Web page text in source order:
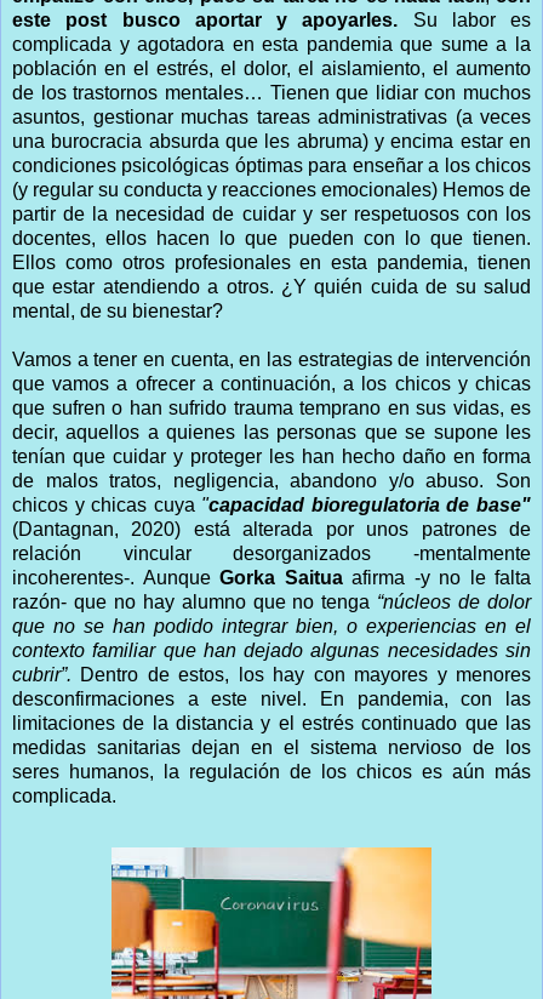
este post busco aportar y apoyarles. Su labor es
complicada y agotadora en esta pandemia que sume a la
población en el estrés, el dolor, el aislamiento, el aumento
de los trastornos mentales… Tienen que lidiar con muchos
asuntos, gestionar muchas tareas administrativas (a veces
una burocracia absurda que les abruma) y encima estar en
condiciones psicológicas óptimas para enseñar a los chicos
(y regular su conducta y reacciones emocionales) Hemos de
partir de la necesidad de cuidar y ser respetuosos con los
docentes, ellos hacen lo que pueden con lo que tienen.
Ellos como otros profesionales en esta pandemia, tienen
que estar atendiendo a otros. ¿Y quién cuida de su salud
mental, de su bienestar?
Vamos a tener en cuenta, en las estrategias de intervención
que vamos a ofrecer a continuación, a los chicos y chicas
que sufren o han sufrido trauma temprano en sus vidas, es
decir, aquellos a quienes las personas que se supone les
tenían que cuidar y proteger les han hecho daño en forma
de malos tratos, negligencia, abandono y/o abuso. Son
chicos y chicas cuya "capacidad bioregulatoria de base"
(Dantagnan, 2020) está alterada por unos patrones de
relación vincular desorganizados -mentalmente
incoherentes-. Aunque Gorka Saitua afirma -y no le falta
razón- que no hay alumno que no tenga “núcleos de dolor
que no se han podido integrar bien, o experiencias en el
contexto familiar que han dejado algunas necesidades sin
cubrir”. Dentro de estos, los hay con mayores y menores
desconfirmaciones a este nivel. En pandemia, con las
limitaciones de la distancia y el estrés continuado que las
medidas sanitarias dejan en el sistema nervioso de los
seres humanos, la regulación de los chicos es aún más
complicada.